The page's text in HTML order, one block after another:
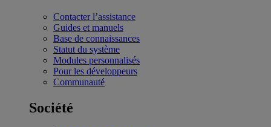
Contacter l’assistance
Guides et manuels
Base de connaissances
Statut du système
Modules personnalisés
Pour les développeurs
Communauté
Société